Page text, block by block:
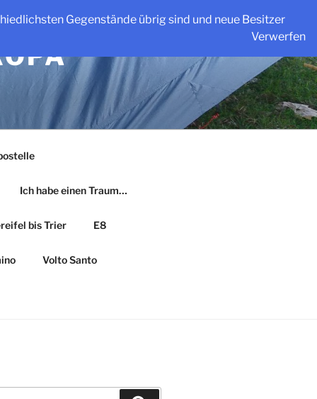
Gegenstände übrig sind und neue Besitzer
Verwerfen
Ich habe einen Traum…
bis Trier E8
Volto Santo